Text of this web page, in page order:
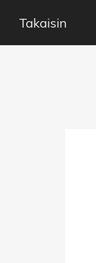
Takaisin